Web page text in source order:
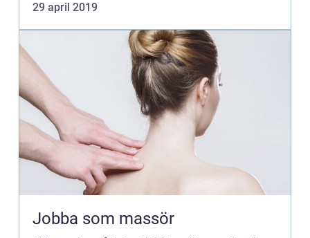
29 april 2019
Jobba som massör